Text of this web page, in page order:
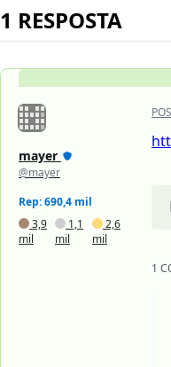
1 RESPOSTA
mayer
@mayer
Rep: 690,4 mil
3,9
mil
1,1
mil
2,6
mil
1